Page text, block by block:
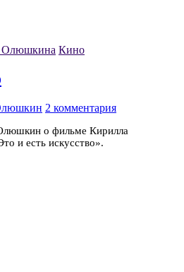
Олюшкина Кино
2 комментария
о фильме Кирилла
и есть искусство».